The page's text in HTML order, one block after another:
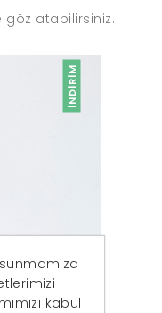
göz atabilirsiniz.
İNDIRIM
kabul